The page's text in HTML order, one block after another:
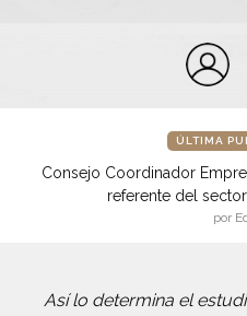
ÚLTIMA
Consejo Coordinador
referente del
por
Así lo determina el